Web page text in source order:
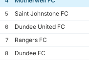
5
Saint Johnstone FC
6
Dundee United FC
7
Rangers FC
8
Dundee FC